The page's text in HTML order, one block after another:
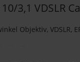
3,1 VDSLR
Objektiv, VDSLR,
from€0.60 to€4461.34